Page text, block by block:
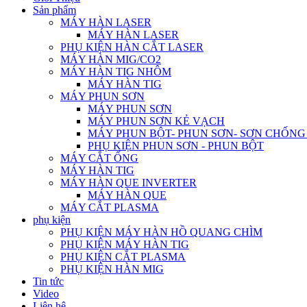
Sản phẩm
MÁY HÀN LASER
MÁY HÀN LASER
PHỤ KIỆN HÀN CẮT LASER
MÁY HÀN MIG/CO2
MÁY HÀN TIG NHÔM
MÁY HÀN TIG
MÁY PHUN SƠN
MÁY PHUN SƠN
MÁY PHUN SƠN KẺ VẠCH
MÁY PHUN BỘT- PHUN SƠN- SƠN
PHỤ KIỆN PHUN SƠN - PHUN BỘT
MÁY CẮT ỐNG
MÁY HÀN TIG
MÁY HÀN QUE INVERTER
MÁY HÀN QUE
MÁY CẮT PLASMA
phụ kiện
PHỤ KIỆN MÁY HÀN HỒ QUANG CHÌM
PHỤ KIỆN MÁY HÀN TIG
PHỤ KIỆN CẮT PLASMA
PHỤ KIỆN HÀN MIG
Tin tức
Video